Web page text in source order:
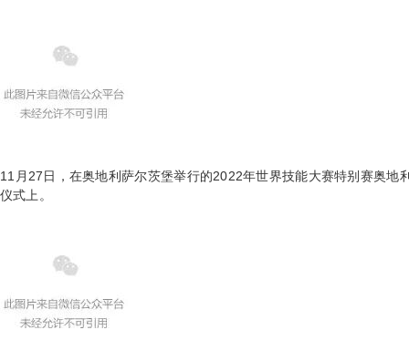
11月27日，在奥地利萨尔茨堡举行的2022年世界技能大赛特别赛奥地
仪式上。